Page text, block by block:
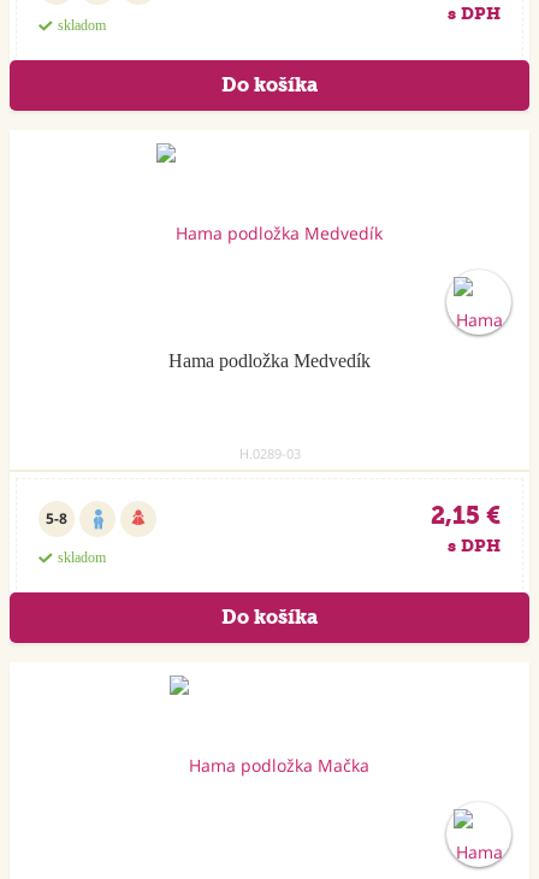
skladom
s DPH
Hama podložka Medvedík
H.0289-03
5-8
skladom
2,15 €
s DPH